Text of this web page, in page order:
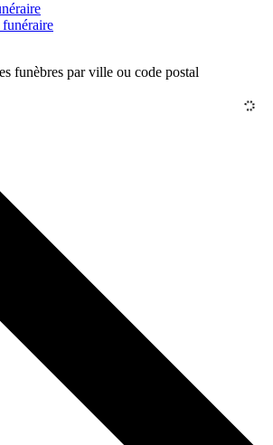
funèbres par ville ou code postal